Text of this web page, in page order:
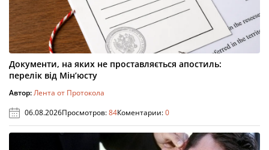
Документи, на яких не проставляється апостиль:
перелік від Мін’юсту
Автор:Лента от Протокола
06.08.2026Просмотров:84Коментарии:0